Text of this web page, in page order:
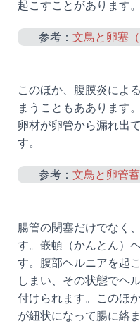
起こすことがあります。
参考： 文鳥と卵塞（
このほか、腹膜炎によ
まうこともああります
卵材が卵管から漏れ出
す。
参考： 文鳥と卵管
腸管の閉塞だけでなく
す。嵌頓（かんとん）
す。腹部ヘルニアを起
しまい、その状態でヘ
付けられます。このほ
が紐状になって腸に絡